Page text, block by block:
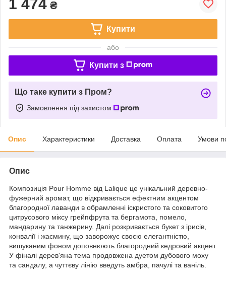
1 474 ₴
Купити
або
Купити з
Що таке купити з Пром?
Замовлення під захистом
Опис Характеристики Доставка Оплата Умови
Опис
Композиція Pour Homme від Lalique це унікальний деревно-
фужерний аромат, що відкривається ефектним акцентом
благородної лаванди в обрамленні іскристого та соковитого
цитрусового міксу грейпфрута та бергамота, помело,
мандарину та танжерину. Далі розкривається букет з ірисів,
конвалії і жасмину, що заворожує своєю елегантністю,
вишуканим фоном доповнюють благородний кедровий акцент.
У фіналі дерев'яна тема продовжена дуетом дубового моху
та сандалу, а чуттєву лінію введуть амбра, пачулі та ваніль.